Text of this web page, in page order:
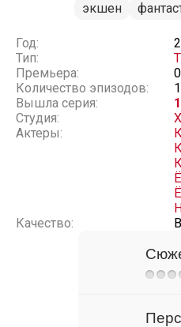
экшен
Год:
Тип:
Премьера:
Количество эпизодов:
Вышла серия:
Студия:
Актеры:
Качество: